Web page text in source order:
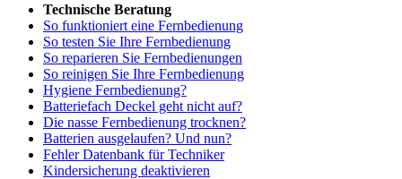
Technische Beratung
So funktioniert eine Fernbedienung
So testen Sie Ihre Fernbedienung
So reparieren Sie Fernbedienungen
So reinigen Sie Ihre Fernbedienung
Hygiene Fernbedienung?
Batteriefach Deckel geht nicht auf?
Die nasse Fernbedienung trocknen?
Batterien ausgelaufen? Und nun?
Fehler Datenbank für Techniker
Kindersicherung deaktivieren